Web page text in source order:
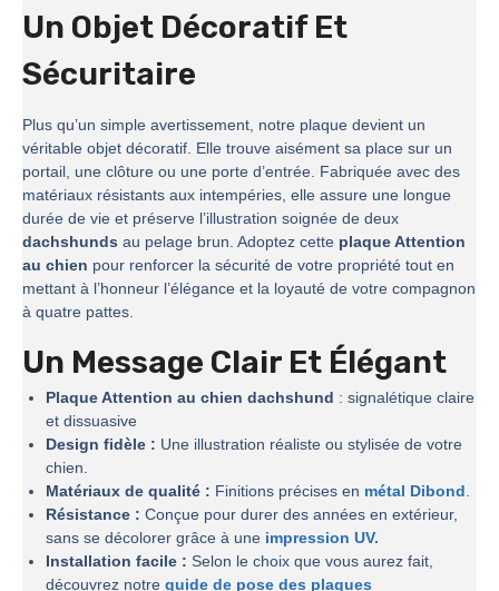
Un Objet Décoratif Et
Sécuritaire
Plus qu’un simple avertissement, notre plaque devient un
véritable objet décoratif. Elle trouve aisément sa place sur un
portail, une clôture ou une porte d’entrée. Fabriquée avec des
matériaux résistants aux intempéries, elle assure une longue
durée de vie et préserve l’illustration soignée de deux
dachshunds au pelage brun. Adoptez cette plaque Attention
au chien pour renforcer la sécurité de votre propriété tout en
mettant à l’honneur l’élégance et la loyauté de votre compagnon
à quatre pattes.
Un Message Clair Et Élégant
Plaque Attention au chien dachshund : signalétique claire
et dissuasive
Design fidèle : Une illustration réaliste ou stylisée de votre
chien.
Matériaux de qualité : Finitions précises en métal Dibond.
Résistance : Conçue pour durer des années en extérieur,
sans se décolorer grâce à une impression UV.
Installation facile : Selon le choix que vous aurez fait,
découvrez notre guide de pose des plaques